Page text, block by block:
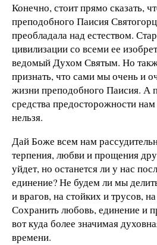
Конечно, стоит прямо сказать,
преподобного Паисия
преобладала над естеством.
цивилизации со всеми ее
ведомый Духом Святым. Но
признать, что сами мы очень и
жизни преподобного Паисия. А
средства предосторожности
нельзя.
Дай Боже всем нам
терпения, любви и прощения
уйдет, но останется ли у нас
единение? Не будем ли мы
и врагов, на стойких и трусов,
Сохранить любовь, единение и
вот куда более значимая
времени.